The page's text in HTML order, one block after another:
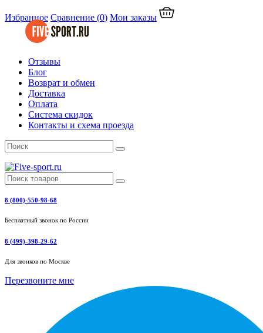
Избранное Сравнение (0) Мои заказы
Отзывы
Блог
Возврат и обмен
Доставка
Оплата
Система скидок
Контакты и схема проезда
8 (800)-550-98-68
Бесплатный звонок по России
8 (499)-398-29-62
Для звонков по Москве
Перезвоните мне